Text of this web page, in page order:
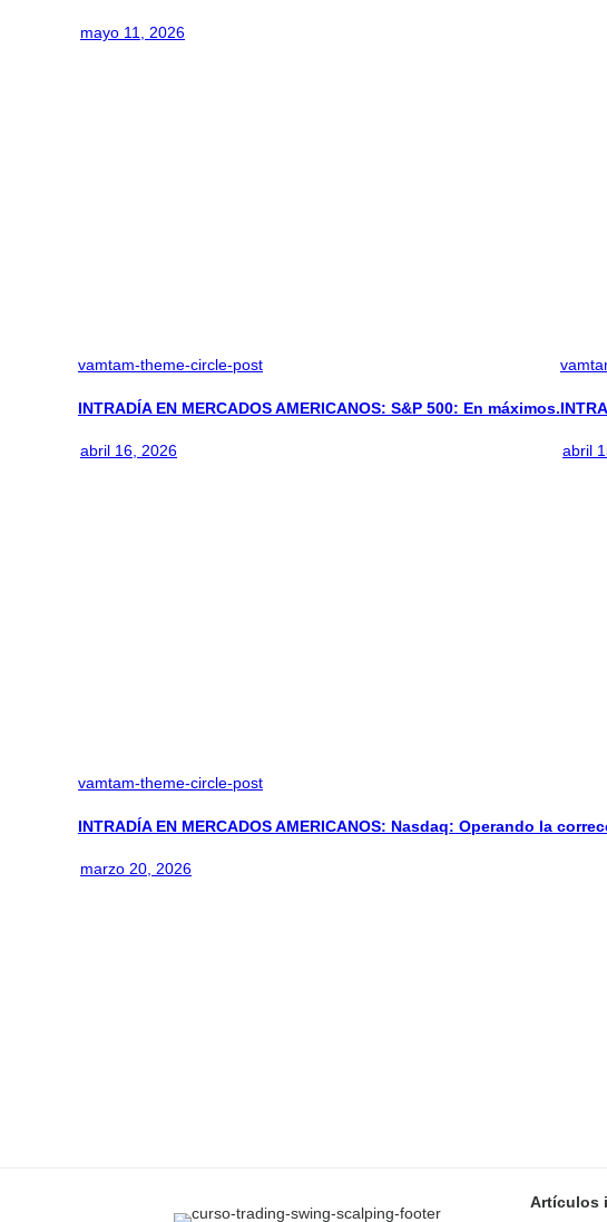
mayo 11, 2026
vamtam-theme-circle-post
INTRADÍA EN MERCADOS AMERICANOS: S&P 500: En máximos.
abril 16, 2026 abril
vamtam-theme-circle-post
INTRADÍA EN MERCADOS AMERICANOS: Nasdaq: Operando la
marzo 20, 2026
Artículos